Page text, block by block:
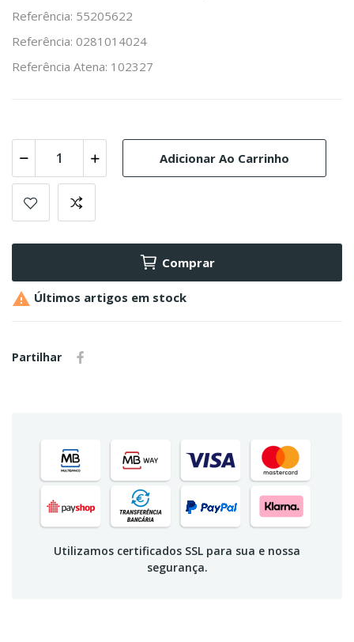
Referência: 55205622
Referência: 0281014024
Referência Atena: 102327
Adicionar Ao Carrinho
Comprar
 Últimos artigos em stock
Partilhar
Utilizamos certificados SSL para sua e nossa
segurança.